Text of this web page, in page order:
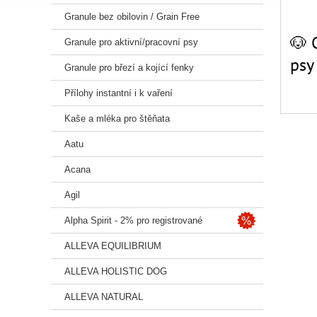
🐶
psy
Granule bez obilovin / Grain Free
Granule pro aktivní/pracovní psy
Granule pro březí a kojící fenky
Přílohy instantní i k vaření
Kaše a mléka pro štěňata
Aatu
Acana
Agil
Alpha Spirit - 2% pro registrované
ALLEVA EQUILIBRIUM
ALLEVA HOLISTIC DOG
ALLEVA NATURAL